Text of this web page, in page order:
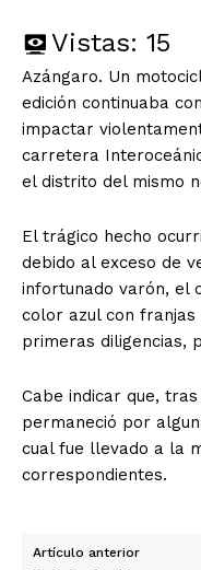
Vistas: 15
Azángaro. Un
edición continuaba
impactar
carretera
el distrito del mismo
El trágico hecho
debido al exceso de
infortunado varón, el
color azul con
primeras diligencias,
Cabe indicar que,
permaneció por
cual fue llevado a la
correspondientes.
Artículo anterior